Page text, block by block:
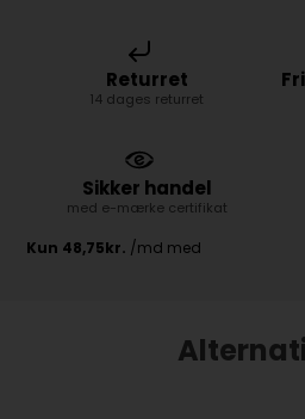
Returret
14 dages returret
Sikker handel
med e-mærke certifikat